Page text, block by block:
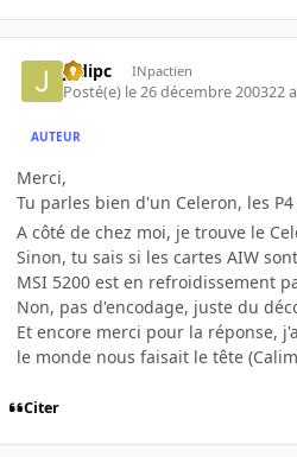
jedipc INpactien
Posté(e) le 26 décembre 200322 a
AUTEUR
Merci,
Tu parles bien d'un Celeron, les
A côté de chez moi, je trouve le
Sinon, tu sais si les cartes AIW
MSI 5200 est en refroidissement
Non, pas d'encodage, juste du
Et encore merci pour la réponse,
le monde nous faisait le tête
Citer